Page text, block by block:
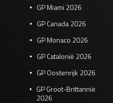
GP Miami 2026
GP Canada 2026
GP Monaco 2026
GP Catalonië 2026
GP Oostenrijk 2026
GP Groot-Brittannië
2026